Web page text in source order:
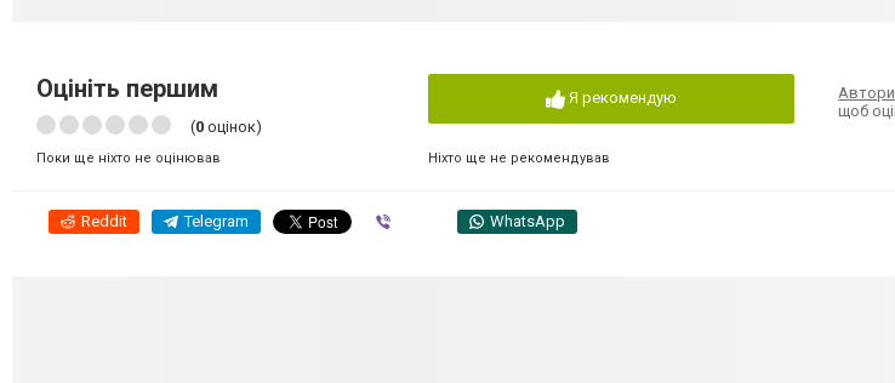
Оцініть першим
(0 оцінок)
Поки ще ніхто не оцінював
Я рекомендую
Ніхто ще не рекомендував
щоб
Reddit Telegram WhatsApp